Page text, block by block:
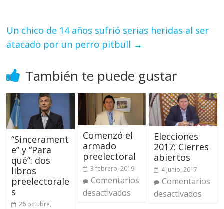
Un chico de 14 años sufrió serias heridas al ser
atacado por un perro pitbull →
También te puede gustar
“Sincerament
e” y “Para
qué”: dos
libros
preelectorale
s
26 octubre,
Comenzó el
armado
preelectoral
3 febrero, 2019
Comentarios
desactivados
Elecciones
2017: Cierres
abiertos
4 junio, 2017
Comentarios
desactivados